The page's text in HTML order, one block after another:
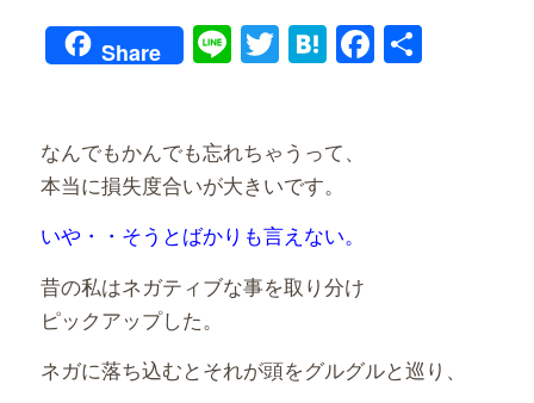
Share LineTwitter
Hatena共
なんでもかんでも忘れちゃうって、
本当に損失度合いが大きいです。
いや・・そうとばかりも言えない。
昔の私はネガティブな事を取り分け
ピックアップした。
ネガに落ち込むとそれが頭をグルグルと巡り、